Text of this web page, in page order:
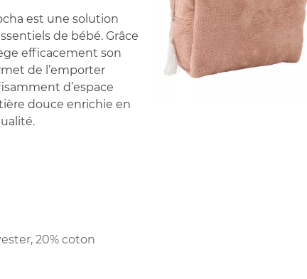
est une solution
de bébé. Grâce
efficacement son
de l’emporter
d’espace
douce enrichie en
20% coton